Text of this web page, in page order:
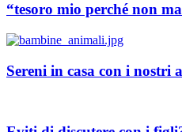
“tesoro mio perché non
Sereni in casa con i